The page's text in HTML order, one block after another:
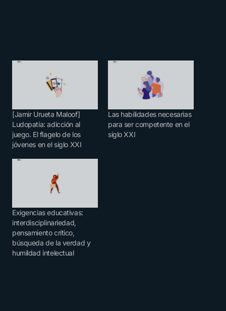
[Jamir Urueta Maloof]
Ludopatía: adicción al
juego. El flagelo de los
jóvenes en el siglo XXI
Las habilidades necesarias
para ser competente en el
siglo XXI
Exigencias educativas:
interdisciplinariedad,
pensamiento crítico,
búsqueda de la verdad y
humildad intelectual